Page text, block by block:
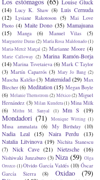
Louise Gluck
(14) Lucy K. Shaw (8) Luis Cernuda
(12) Lysiane Rakotoson (5)
Mai Love
Photo (4) Maite Dono (35) Mamajuana
(15)
Manga (6) Manuel Vilas (5)
Marguerite Duras(2) María Rosa Maldonado(1)
Maria-Mercè Marçal (2) Marianne Moore (4)
Marie Calloway (2) Marina Ramón-Borja
(14) Marina Tsvetaieva (6) Mark C Taylor
(3) Martín Caparrós (3) Mary Jo Bang (2)
Mascha Kaléko (3) Maternidad (29) Max
Blecher (6) Meditation (15) Megan Boyle
(6) Melanie Thernstrom (2) México (2) Miguel
Hernández (3) Milan Kundera(1) Mina Milk
(6)
Mithu M. Sanyal (1) Mm S (19)
Mondadori (71) Monique Witting (1)
Musa ammalata (6) My Birthday (10)
Nadia Leal (15) Naira Perdu
(13)
Natalia Litvinova (19) Nichita Stanescu
(7)
Nick Cave (21) Nietzsche (16)
Nishiwaki Junzaburo (3) Niza (59) Olga
Orozco (1)Olvido García Valdés (10) Óscar
García Sierra
(8) Oxidao
(79)